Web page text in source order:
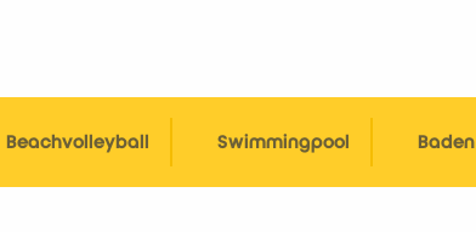
Beachvolleyball Swimmingpool Baden